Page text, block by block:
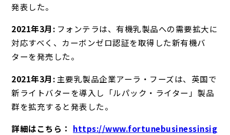
発表した。
2021年3月: フォンテラは、有機乳製品への需要拡大に
対応すべく、カーボンゼロ認証を取得した新有機バ
ターを発売した。
2021年3月: 主要乳製品企業アーラ・フーズは、英国で
新ライトバターを導入し「ルパック・ライター」製品
群を拡充すると発表した。
詳細はこちら： https://www.fortunebusinessinsig